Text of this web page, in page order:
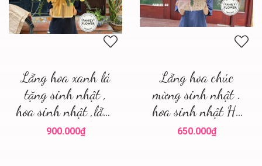
Lẵng hoa xanh lá
tặng sinh nhật ,
hoa sinh nhật ,lẵng
hoa đẹp
900.000₫
Lẵng hoa chúc
mừng sinh nhật .
hoa sinh nhật Hà
Nội
650.000₫